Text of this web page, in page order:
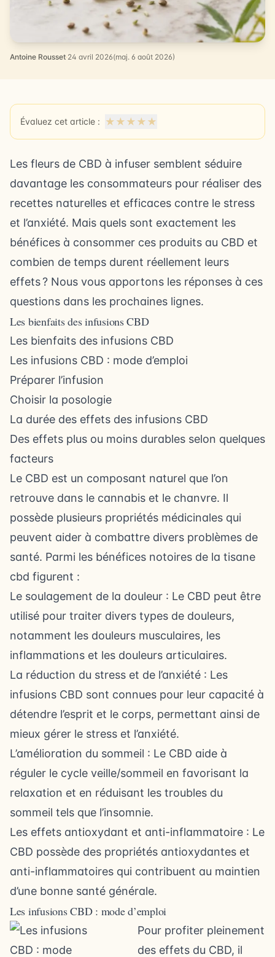
Antoine Rousset·24 avril 2026(maj. 6 août 2026)
Évaluez cet article : ★ ★ ★ ★ ★
Les fleurs de CBD à infuser semblent séduire
davantage les consommateurs pour réaliser des
recettes naturelles et efficaces contre le stress
et l’anxiété. Mais quels sont exactement les
bénéfices à consommer ces produits au CBD et
combien de temps durent réellement leurs
effets ? Nous vous apportons les réponses à ces
questions dans les prochaines lignes.
Les bienfaits des infusions CBD
Les bienfaits des infusions CBD
Les infusions CBD : mode d’emploi
Préparer l’infusion
Choisir la posologie
La durée des effets des infusions CBD
Des effets plus ou moins durables selon quelques
facteurs
Le CBD est un composant naturel que l’on
retrouve dans le cannabis et le chanvre. Il
possède plusieurs propriétés médicinales qui
peuvent aider à combattre divers problèmes de
santé. Parmi les bénéfices notoires de la tisane
cbd figurent :
Le soulagement de la douleur : Le CBD peut être
utilisé pour traiter divers types de douleurs,
notamment les douleurs musculaires, les
inflammations et les douleurs articulaires.
La réduction du stress et de l’anxiété : Les
infusions CBD sont connues pour leur capacité à
détendre l’esprit et le corps, permettant ainsi de
mieux gérer le stress et l’anxiété.
L’amélioration du sommeil : Le CBD aide à
réguler le cycle veille/sommeil en favorisant la
relaxation et en réduisant les troubles du
sommeil tels que l’insomnie.
Les effets antioxydant et anti-inflammatoire : Le
CBD possède des propriétés antioxydantes et
anti-inflammatoires qui contribuent au maintien
d’une bonne santé générale.
Les infusions CBD : mode d’emploi
Pour profiter pleinement
des effets du CBD, il